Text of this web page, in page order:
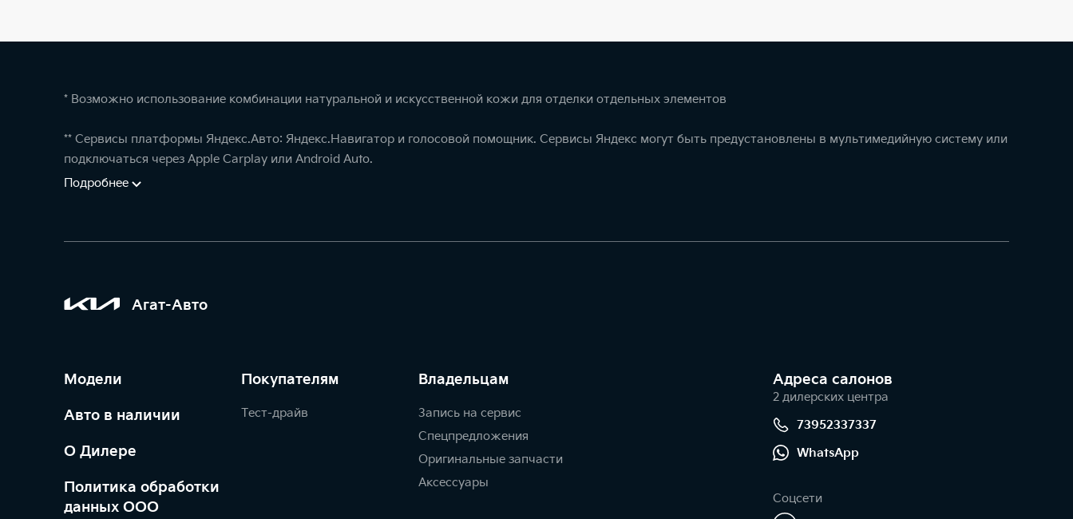
* Возможно использование комбинации натуральной и искусственной кожи для отделки отдельных элементов
** Сервисы платформы Яндекс.Авто: Яндекс.Навигатор и голосовой помощник. Сервисы Яндекс могут быть предустановлены в мультимедийную систему или
подключаться через Apple Carplay или Android Auto.
Подробнее
Агат-Авто
Модели
Авто в наличии
О Дилере
Политика обработки
данных ООО
Покупателям
Тест-драйв
Владельцам
Запись на сервис
Спецпредложения
Оригинальные запчасти
Аксессуары
Адреса салонов
2 дилерских центра
73952337337
WhatsApp
Соцсети